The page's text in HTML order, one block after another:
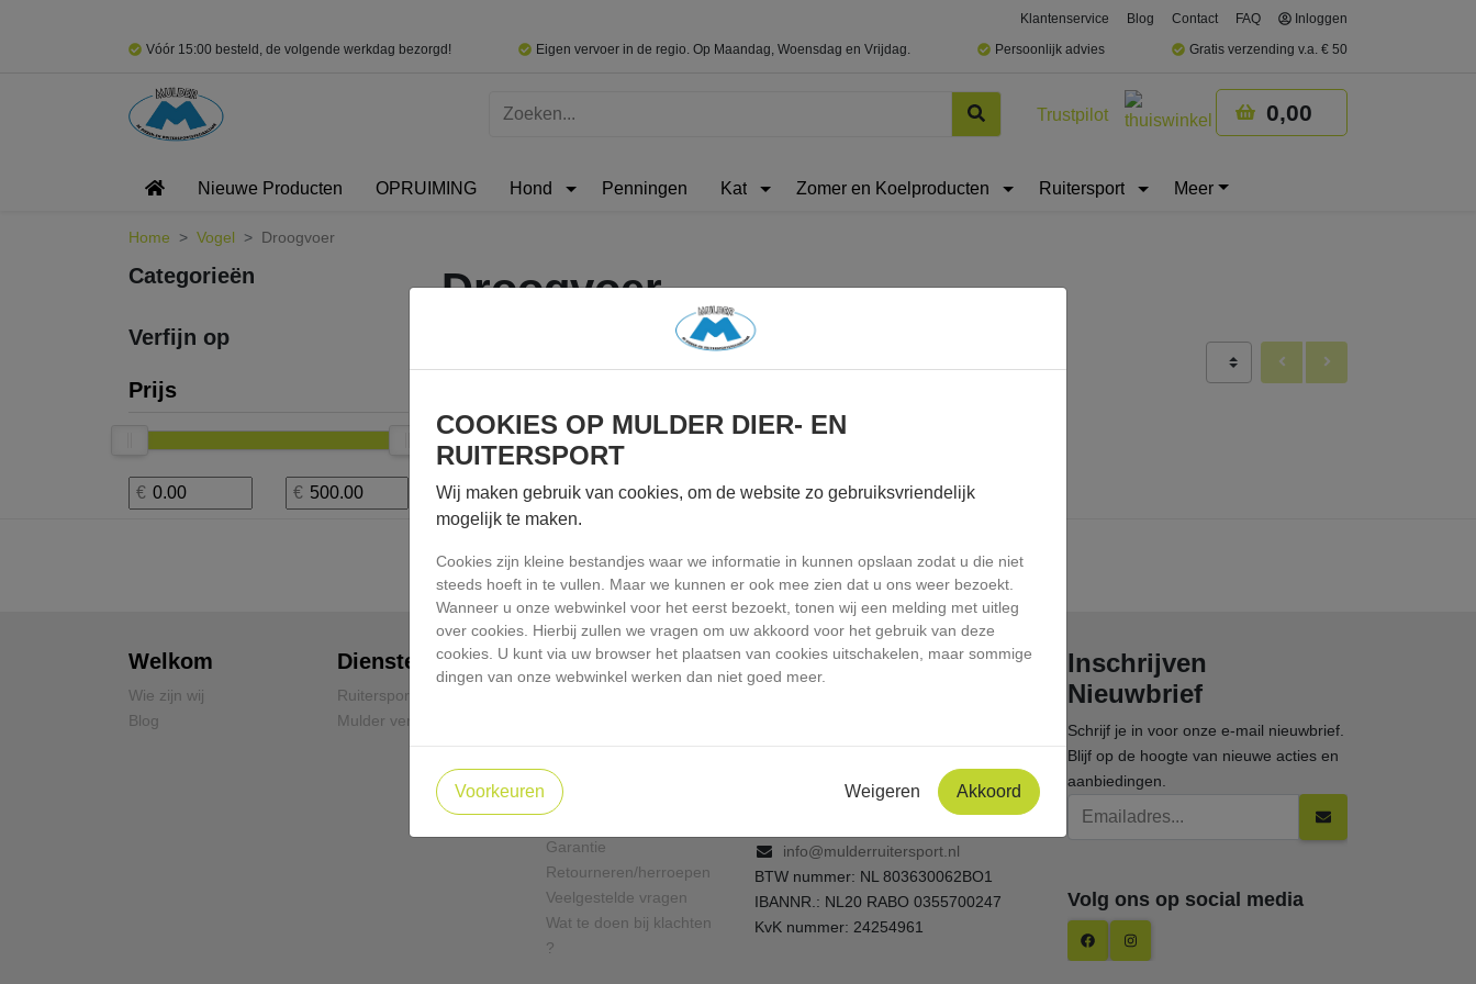
Klantenservice Blog Contact FAQ
Inloggen
Vóór 15:00 besteld, de volgende werkdag bezorgd!
Eigen vervoer in de regio. Op Maandag, Woensdag en Vrijdag. Persoonlijk advies Gratis verzending v.a. € 50
Zoeken
Trustpilot Winkelmandje
0,00
Nieuwe Producten OPRUIMING Hond Penningen Kat Zomer en Koelproducten Ruitersport Meer
Home Vogel Droogvoer
Categorieën
Verfijn op
Prijs
Droogvoer
Welkom
Wie zijn wij
Blog
Diensten
Ruitersport
Mulder verhuur
Klantenservice
Bestellen en betalen
Betaalmogelijkheden en
Garantie
Retourneren/herroepen
Veelgestelde vragen
Wat te doen bij klachten
?
Contact
0181-404402
info@mulderruitersport.nl
BTW nummer: NL 803630062BO1
IBANNR.: NL20 RABO 0355700247
KvK nummer: 24254961
Inschrijven
Nieuwbrief
Schrijf je in voor onze e-mail nieuwbrief.
Blijf op de hoogte van nieuwe acties en
aanbiedingen.
Emailadres
Button
Volg ons op social media
COOKIES OP MULDER DIER- EN
RUITERSPORT
Wij maken gebruik van cookies, om de website zo gebruiksvriendelijk
mogelijk te maken.
Cookies zijn kleine bestandjes waar we informatie in kunnen opslaan zodat u die niet
steeds hoeft in te vullen. Maar we kunnen er ook mee zien dat u ons weer bezoekt.
Wanneer u onze webwinkel voor het eerst bezoekt, tonen wij een melding met uitleg
over cookies. Hierbij zullen we vragen om uw akkoord voor het gebruik van deze
cookies. U kunt via uw browser het plaatsen van cookies uitschakelen, maar sommige
dingen van onze webwinkel werken dan niet goed meer.
Voorkeuren Weigeren Akkoord